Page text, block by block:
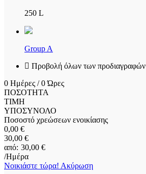
250 L
Group A
Προβολή όλων των προδιαγραφών
0 Ημέρες / 0 Ώρες
ΠΟΣΟΤΗΤΑ
ΤΙΜΗ
ΥΠΟΣΥΝΟΛΟ
Ποσοστό χρεώσεων ενοικίασης
0,00 €
30,00 €
30,00 €
/Ημέρα
Νοικιάστε τώρα! Ακύρωση